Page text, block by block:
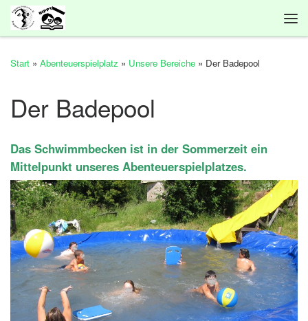
Zum Inhalt springen
Start » Abenteuerspielplatz » Unsere Bereiche » Der Badepool
Der Badepool
Das Schwimmbecken ist in der Sommerzeit ein
Mittelpunkt unseres Abenteuerspielplatzes.